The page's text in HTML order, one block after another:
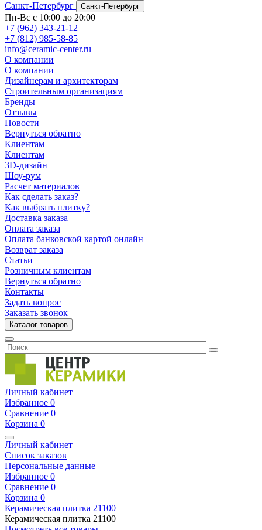
Санкт-Петербург
Санкт-Петербург
Пн-Вс с 10:00 до 20:00
+7 (962) 343-21-12
+7 (812) 985-58-85
info@ceramic-center.ru
О компании
О компании
Дизайнерам и архитекторам
Строительным организациям
Бренды
Отзывы
Новости
Вернуться обратно
Клиентам
Клиентам
3D-дизайн
Шоу-рум
Расчет материалов
Как сделать заказ?
Как выбрать плитку?
Доставка заказа
Оплата заказа
Оплата банковской картой онлайн
Возврат заказа
Статьи
Розничным клиентам
Вернуться обратно
Контакты
Задать вопрос
Заказать звонок
Каталог товаров
Личный кабинет
Избранное 0
Сравнение 0
Корзина 0
Личный кабинет
Список заказов
Персональные данные
Избранное 0
Сравнение 0
Корзина 0
Керамическая плитка 21100
Керамическая плитка 21100